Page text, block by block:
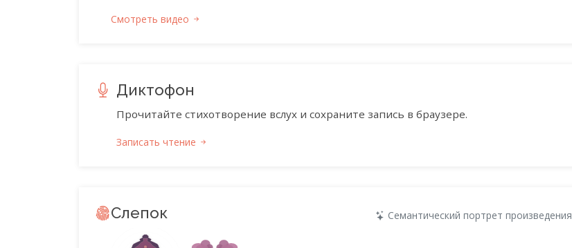
Смотреть видео
Диктофон
Прочитайте стихотворение вслух и сохраните запись в браузере.
Записать чтение
Слепок Семантический портрет произведения